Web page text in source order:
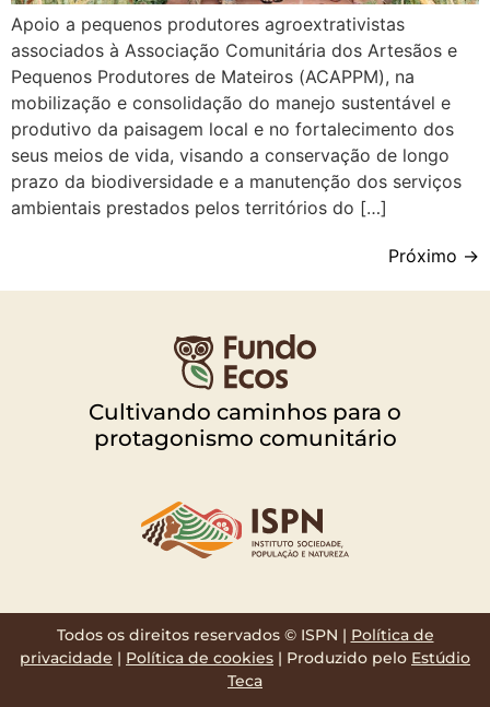
Apoio a pequenos produtores agroextrativistas
associados à Associação Comunitária dos Artesãos e
Pequenos Produtores de Mateiros (ACAPPM), na
mobilização e consolidação do manejo sustentável e
produtivo da paisagem local e no fortalecimento dos
seus meios de vida, visando a conservação de longo
prazo da biodiversidade e a manutenção dos serviços
ambientais prestados pelos territórios do […]
Próximo →
Cultivando caminhos para o
protagonismo comunitário
Todos os direitos reservados © ISPN | Política de
privacidade | Política de cookies | Produzido pelo Estúdio
Teca